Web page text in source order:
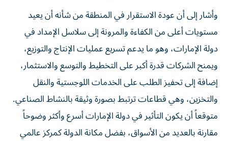
وأشار إلى أن عودة الاستقرار في المنطقة من شأنه أن يعيد
مستويات أعلى من الكفاءة والمرونة إلى سلاسل الإمداد في
دولة الإمارات، وهو ما يدعم تسريع عمليات الإنتاج والتوزيع،
ويمنح الشركات قدرة أكبر على التخطيط والتوسع والاستثمار،
إضافة إلى تحفيز الطلب على الخدمات اللوجستية والنقل
والتخزين، وهي قطاعات ترتبط بصورة وثيقة بالنشاط الصناعي.
متوقعاً أن يكون التأثير في دولة الإمارات أسرع وأكثر وضوحاً
مقارنة بالعديد من الأسواق، بفضل مكانة الدولة كمركز عالمي